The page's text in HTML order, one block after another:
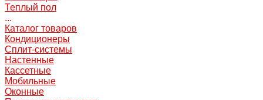
Теплый пол
...
Каталог товаров
Кондиционеры
Сплит-системы
Настенные
Кассетные
Мобильные
Оконные